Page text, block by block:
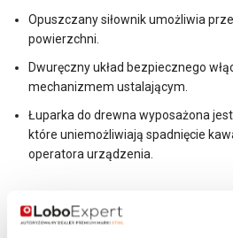
Opuszczany siłownik umożliwia
powierzchni.
Dwuręczny układ bezpiecznego
mechanizmem ustalającym.
Łuparka do drewna wyposażona
które uniemożliwiają spadnięcie
operatora urządzenia.
Moc silnika